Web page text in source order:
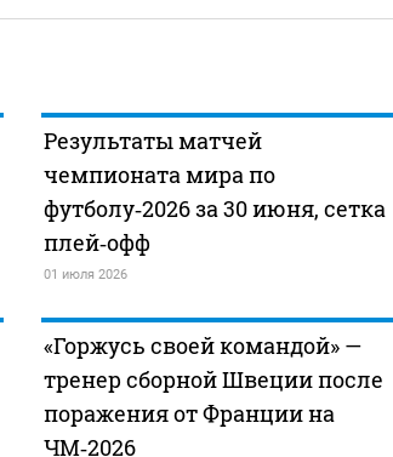
Результаты матчей
чемпионата мира по
футболу‑2026 за 30 июня, сетка
плей‑офф
01 июля 2026
«Горжусь своей командой» —
тренер сборной Швеции после
поражения от Франции на
ЧМ‑2026